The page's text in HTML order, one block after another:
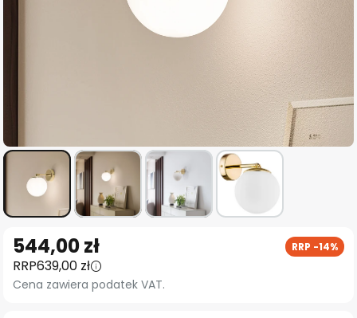
na
początek
galerii
544,00 zł RRP -14%
RRP639,00 zł
Cena zawiera podatek VAT.